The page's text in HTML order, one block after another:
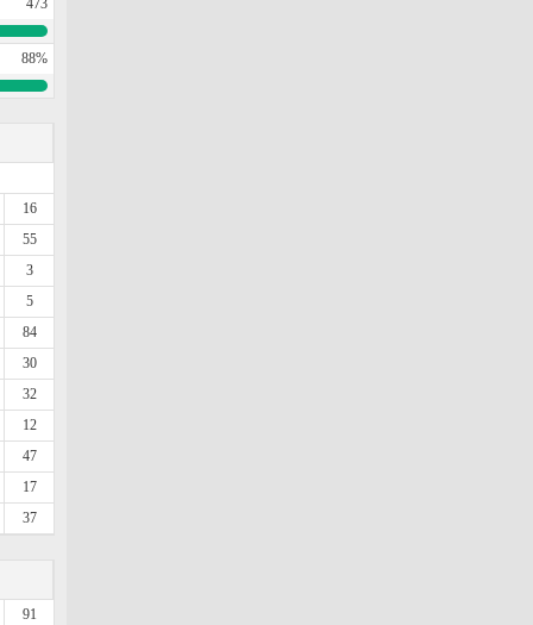
473
88%
16
55
3
5
84
30
32
12
47
17
37
91